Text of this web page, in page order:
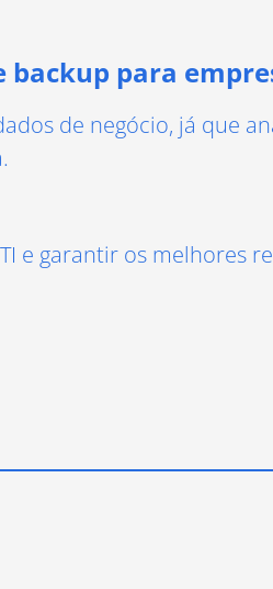
backup para
de negócio, já que
e garantir os melhores